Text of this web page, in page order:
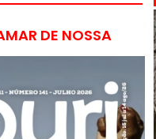
DE NOSSA